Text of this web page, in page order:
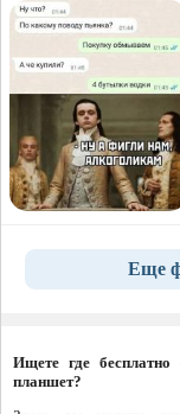
Еще
Ищете где
планшет?